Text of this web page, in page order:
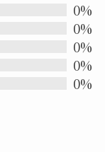
0%
0%
0%
0%
0%